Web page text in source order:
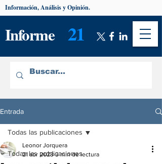
Informe 21
Información, Análisis y Opinión.
Entrada
Todas las publicaciones
Todas las publicaciones
Leonor Jorquera
21 abr 2023 3 min de lectura